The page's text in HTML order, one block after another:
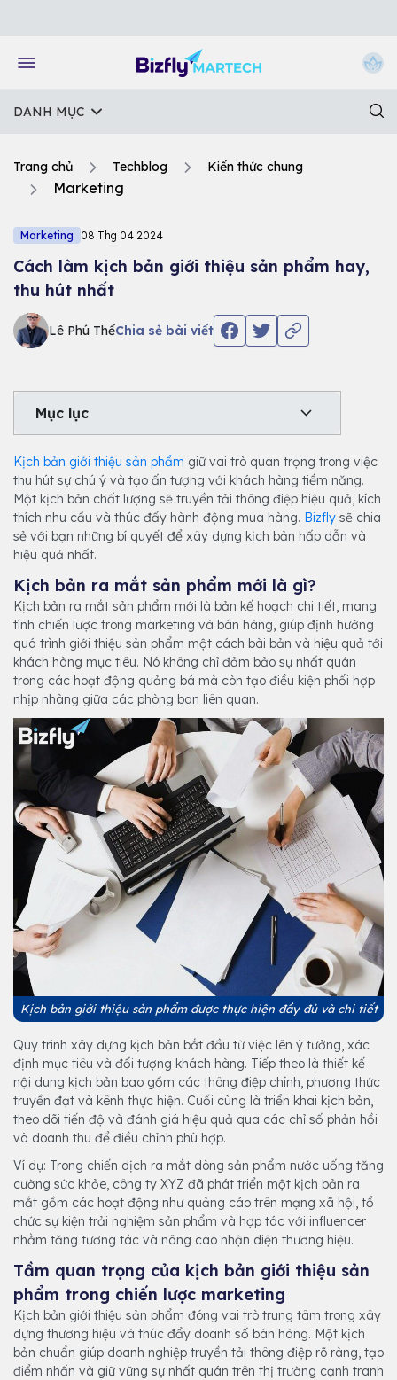
DANH MỤC
Trang chủ Techblog Kiến thức chung
Marketing
Marketing 08 Thg 04 2024
Cách làm kịch bản giới thiệu sản phẩm hay,
thu hút nhất
Lê Phú ThếChia sẻ bài viết
Mục lục
Kịch bản giới thiệu sản phẩm giữ vai trò quan trọng trong việc
thu hút sự chú ý và tạo ấn tượng với khách hàng tiềm năng.
Một kịch bản chất lượng sẽ truyền tải thông điệp hiệu quả, kích
thích nhu cầu và thúc đẩy hành động mua hàng. Bizfly sẽ chia
sẻ với bạn những bí quyết để xây dựng kịch bản hấp dẫn và
hiệu quả nhất.
Kịch bản ra mắt sản phẩm mới là gì?
Kịch bản ra mắt sản phẩm mới là bản kế hoạch chi tiết, mang
tính chiến lược trong marketing và bán hàng, giúp định hướng
quá trình giới thiệu sản phẩm một cách bài bản và hiệu quả tới
khách hàng mục tiêu. Nó không chỉ đảm bảo sự nhất quán
trong các hoạt động quảng bá mà còn tạo điều kiện phối hợp
nhịp nhàng giữa các phòng ban liên quan.
Kịch bản giới thiệu sản phẩm được thực hiện đầy đủ và chi tiết
Quy trình xây dựng kịch bản bắt đầu từ việc lên ý tưởng, xác
định mục tiêu và đối tượng khách hàng. Tiếp theo là thiết kế
nội dung kịch bản bao gồm các thông điệp chính, phương thức
truyền đạt và kênh thực hiện. Cuối cùng là triển khai kịch bản,
theo dõi tiến độ và đánh giá hiệu quả qua các chỉ số phản hồi
và doanh thu để điều chỉnh phù hợp.
Ví dụ: Trong chiến dịch ra mắt dòng sản phẩm nước uống tăng
cường sức khỏe, công ty XYZ đã phát triển một kịch bản ra
mắt gồm các hoạt động như quảng cáo trên mạng xã hội, tổ
chức sự kiện trải nghiệm sản phẩm và hợp tác với influencer
nhằm tăng tương tác và nâng cao nhận diện thương hiệu.
Tầm quan trọng của kịch bản giới thiệu sản
phẩm trong chiến lược marketing
Kịch bản giới thiệu sản phẩm đóng vai trò trung tâm trong xây
dựng thương hiệu và thúc đẩy doanh số bán hàng. Một kịch
bản chuẩn giúp doanh nghiệp truyền tải thông điệp rõ ràng, tạo
điểm nhấn và giữ vững sự nhất quán trên thị trường cạnh tranh